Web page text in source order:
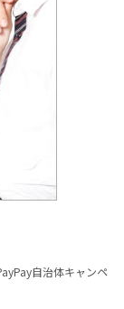
自治体キャンペ